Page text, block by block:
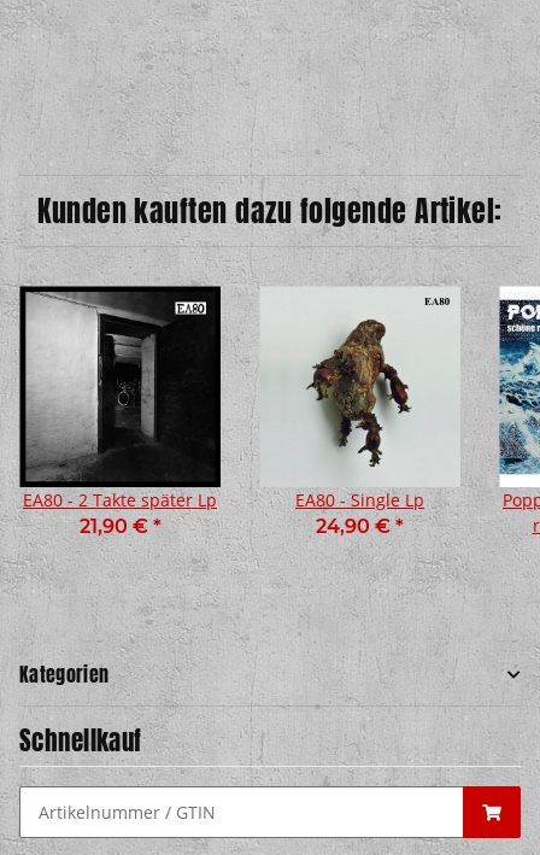
Kunden kauften dazu folgende Artikel:
EA80 - 2 Takte später Lp
21,90 € *
EA80 - Single Lp
24,90 € *
Kategorien
Schnellkauf